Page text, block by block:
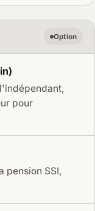
Option
pour
pension SSI,